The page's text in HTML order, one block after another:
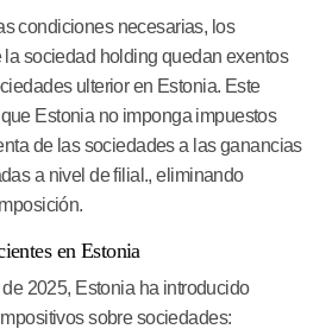
condiciones necesarias, los
sociedad holding quedan exentos
ulterior en Estonia. Este
Estonia no imponga impuestos
de las sociedades a las ganancias
a nivel de filial.,eliminando
en Estonia
2025, Estonia ha introducido
sobre sociedades: